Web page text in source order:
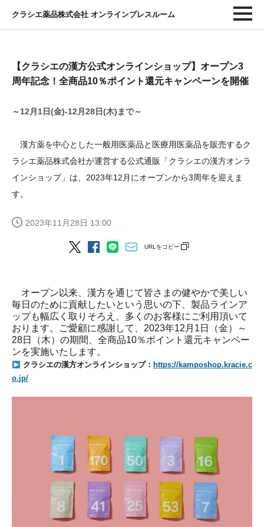
クラシエ薬品株式会社 オンラインプレスルーム
【クラシエの漢方公式オンラインショップ】オープン3
周年記念！全商品10％ポイント還元キャンペーンを開催
～12月1日(金)-12月28日(木)まで～
漢方薬を中心とした一般用医薬品と医療用医薬品を販売するク
ラシエ薬品株式会社が運営する公式通販「クラシエの漢方オンラ
インショップ」は、2023年12月にオープンから3周年を迎えま
す。
2023年11月28日 13:00
URLをコピー
オープン以来、漢方を通じて皆さまの健やかで美しい
毎日のために貢献したいという思いの下、製品ラインア
ップも幅広く取りそろえ、多くのお客様にご利用頂いて
おります。ご愛顧に感謝して、2023年12月1日（金）～
28日（木）の期間、全商品10％ポイント還元キャンペー
ンを実施いたします。
クラシエの漢方オンラインショップ： https://kamposhop.kracie.c
o.jp/